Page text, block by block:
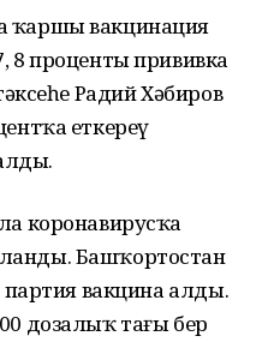
ҡаршы вакцинация
проценты прививка
Радий Хәбиров
еткереү
коронавирусҡа
Башҡортостан
партия вакцина алды.
дозалыҡ тағы бер